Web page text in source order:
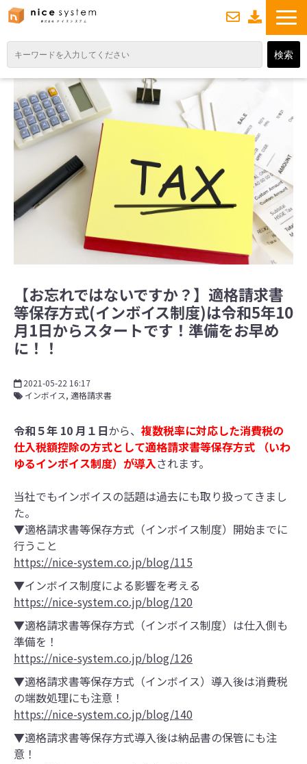
TOP
サービス紹介
業務から探す
導入事例
業務のお悩みスッキリ通信
よくあるご質問
【お忘れではないですか？】適格請求書
等保存方式(インボイス制度)は令和5年10
月1日からスタートです！準備をお早め
に！！
2021-05-22 16:17
インボイス 適格請求書
令和５年 10 月１日から、 複数税率に対応した消費税の
仕入税額控除の方式として適格請求書等保存方式 （いわ
ゆるインボイス制度）が導入されます。
当社でもインボイスの話題は過去にも取り扱ってきまし
た。
▼適格請求書等保存方式（インボイス制度）開始までに
行うこと
https://nice-system.co.jp/blog/115
▼インボイス制度による影響を考える
https://nice-system.co.jp/blog/120
▼適格請求書等保存方式（インボイス制度）は仕入側も
準備を！
https://nice-system.co.jp/blog/126
▼適格請求書等保存方式（インボイス）導入後は消費税
の端数処理にも注意！
https://nice-system.co.jp/blog/140
▼適格請求書等保存方式導入後は納品書の保管にも注
意！